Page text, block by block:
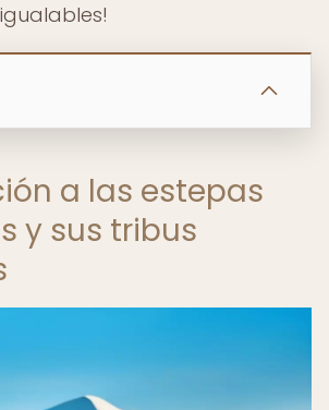
a las estepas
y sus tribus